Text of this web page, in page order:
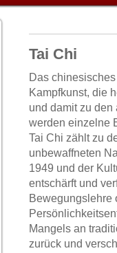
Tai Chi
Das
Kampfkunst, die
und damit zu
werden einzelne
Tai Chi zählt zu
unbewaffneten
1949 und der
entschärft und
Bewegungslehre
Mangels an
zurück und